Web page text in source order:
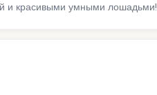
и красивыми умными лошадьми!